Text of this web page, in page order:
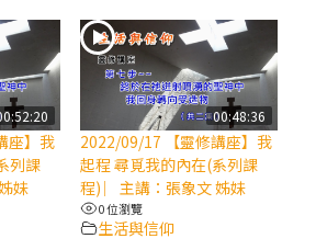
正主教帶你做【將臨期避靜】—「馬
謙卑」
正主教帶你做【將臨期避靜】—「福
講耶穌的故事
敏正主教帶你做【將臨期避靜】—匝凱
」耶穌，耶穌「走近」匝凱
座】我
列課
妹
00:48:36
2022/09/17 【靈修講座】我
起程 尋覓我的內在(系列課
程) ︳主講：張象文 姊妹
0 位瀏覽
生活與信仰